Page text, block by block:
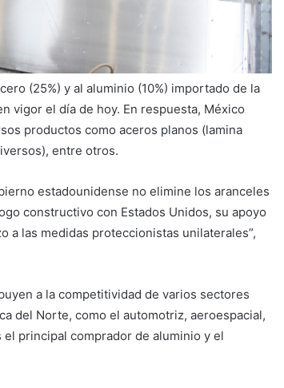
(25%) y al aluminio (10%) importado de la
vigor el día de hoy. En respuesta, México
productos como aceros planos (lamina
entre otros.
estadounidense no elimine los aranceles
constructivo con Estados Unidos, su apoyo
a las medidas proteccionistas unilaterales”,
a la competitividad de varios sectores
del Norte, como el automotriz, aeroespacial,
principal comprador de aluminio y el